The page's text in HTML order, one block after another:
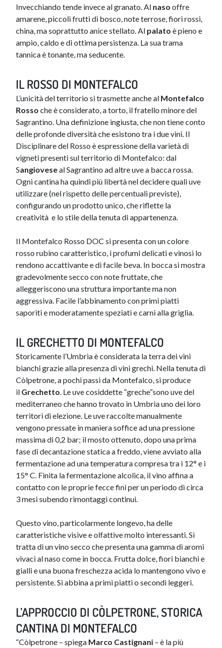
Invecchiando tende invece al granato. Al naso offre
amarene, piccoli frutti di bosco, note terrose, fiori rossi,
china, ma soprattutto anice stellato. Al palato è pieno e
ampio, caldo e di ottima persistenza. La sua trama
tannica è tonante, ma seducente.
IL ROSSO DI MONTEFALCO
L’unicità del territorio si trasmette anche al Montefalco
Rosso che è considerato, a torto, il fratello minore del
Sagrantino. Una definizione ingiusta, che non tiene conto
delle profonde diversità che esistono tra i due vini. Il
Disciplinare del Rosso è espressione della varietà di
vigneti presenti sul territorio di Montefalco: dal
Sangioveseal Sagrantino ad altre uve a bacca rossa.
Ogni cantina ha quindi più libertà nel decidere quali uve
utilizzare (nel rispetto delle percentuali previste),
configurando un prodotto unico, che riflette la
creatività e lo stile della tenuta di appartenenza.
Il Montefalco Rosso DOC si presenta con un colore
rosso rubino caratteristico, i profumi delicati e vinosi lo
rendono accattivante e di facile beva. In bocca si mostra
gradevolmente secco con note fruttate, che
alleggeriscono una struttura importante ma non
aggressiva. Facile l’abbinamento con primi piatti
saporiti e moderatamente speziati e carni alla griglia.
IL GRECHETTO DI MONTEFALCO
Storicamente l’Umbria è considerata la terra dei vini
bianchi grazie alla presenza di vini grechi. Nella tenuta di
Còlpetrone, a pochi passi da Montefalco, si produce
il Grechetto. Le uve cosiddette “greche”sono uve del
mediterraneo che hanno trovato in Umbria uno dei loro
territori di elezione. Le uve raccolte manualmente
vengono pressate in maniera soffice ad una pressione
massima di 0,2 bar; il mosto ottenuto, dopo una prima
fase di decantazione statica a freddo, viene avviato alla
fermentazione ad una temperatura compresa tra i 12° e i
15° C. Finita la fermentazione alcolica, il vino affina a
contatto con le proprie fecce fini per un periodo di circa
3 mesi subendo rimontaggi continui.
Questo vino, particolarmente longevo, ha delle
caratteristiche visive e olfattive molto interessanti. Si
tratta di un vino secco che presenta una gamma di aromi
vivaci al naso come in bocca. Frutta dolce, fiori bianchi e
gialli e una buona freschezza acida lo mantengono vivo e
persistente. Si abbina a primi piatti o secondi leggeri.
L’APPROCCIO DI CÒLPETRONE, STORICA
CANTINA DI MONTEFALCO
“Còlpetrone – spiega Marco Castignani – è la più